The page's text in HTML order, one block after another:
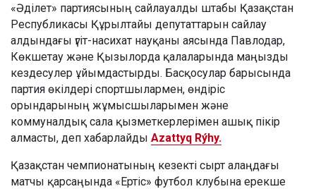
«Әділет» партиясының сайлауалды штабы Қазақстан
Республикасы Құрылтайы депутаттарын сайлау
алдындағы үгіт-насихат науқаны аясында Павлодар,
Көкшетау және Қызылорда қалаларында маңызды
кездесулер ұйымдастырды. Басқосулар барысында
партия өкілдері спортшылармен, өндіріс
орындарының жұмысшыларымен және
коммуналдық сала қызметкерлерімен ашық пікір
алмасты, деп хабарлайды Azattyq Rýhy.
Қазақстан чемпионатының кезекті сырт алаңдағы
матчы қарсаңында «Ертіс» футбол клубына ерекше